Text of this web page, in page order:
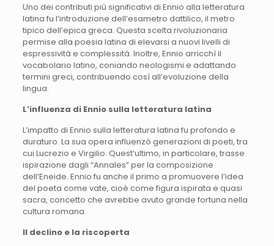
Uno dei contributi più significativi di Ennio alla letteratura
latina fu l’introduzione dell’esametro dattilico, il metro
tipico dell’epica greca. Questa scelta rivoluzionaria
permise alla poesia latina di elevarsi a nuovi livelli di
espressività e complessità. Inoltre, Ennio arricchì il
vocabolario latino, coniando neologismi e adattando
termini greci, contribuendo così all’evoluzione della
lingua.
L’influenza di Ennio sulla letteratura latina
L’impatto di Ennio sulla letteratura latina fu profondo e
duraturo. La sua opera influenzò generazioni di poeti, tra
cui Lucrezio e Virgilio. Quest’ultimo, in particolare, trasse
ispirazione dagli “Annales” per la composizione
dell’Eneide. Ennio fu anche il primo a promuovere l’idea
del poeta come vate, cioè come figura ispirata e quasi
sacra, concetto che avrebbe avuto grande fortuna nella
cultura romana.
Il declino e la riscoperta